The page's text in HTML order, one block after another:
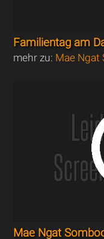
Familientag am
mehr zu: Mae Ngat
Mae Ngat